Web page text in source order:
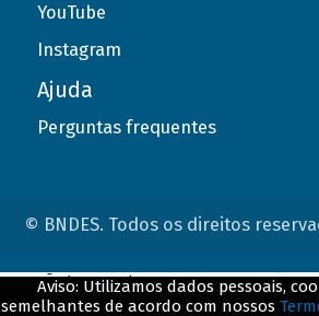
YouTube
Instagram
Ajuda
Perguntas frequentes
© BNDES. Todos os direitos
Aviso: Utilizamos dados pessoais,
semelhantes de acordo com nossos
ConteÃºdo complementar